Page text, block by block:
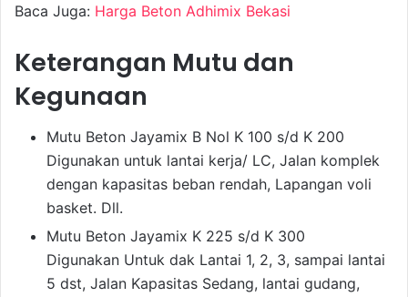
Baca Juga: Harga Beton Adhimix Bekasi
Keterangan Mutu dan
Kegunaan
Mutu Beton Jayamix B Nol K 100 s/d K 200
Digunakan untuk lantai kerja/ LC, Jalan komplek
dengan kapasitas beban rendah, Lapangan voli
basket. Dll.
Mutu Beton Jayamix K 225 s/d K 300
Digunakan Untuk dak Lantai 1, 2, 3, sampai lantai
5 dst, Jalan Kapasitas Sedang, lantai gudang,